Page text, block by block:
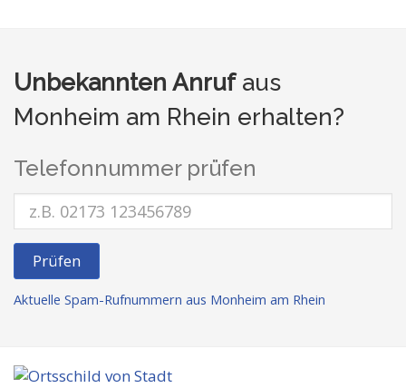
Unbekannten Anrufaus
Monheim am Rhein erhalten?
Telefonnummer prüfen
Prüfen
Aktuelle Spam-Rufnummern aus Monheim am Rhein